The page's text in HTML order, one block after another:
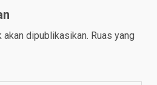
akan dipublikasikan. Ruas yang